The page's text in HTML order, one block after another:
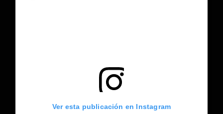
Ver esta publicación en Instagram